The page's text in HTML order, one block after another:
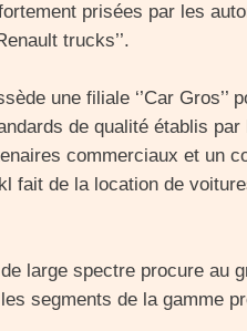
prisées par les
trucks’’.
une filiale ‘’Car
de qualité établis
commerciaux et un
fait de la location de
large spectre procure au
segments de la gamme